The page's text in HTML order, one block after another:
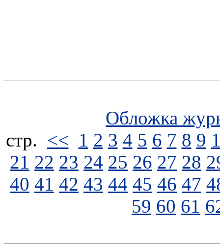
Обложка
стp. << 1 2 3 4 5 6 7 8 9
21 22 23 24 25 26 27 28
40 41 42 43 44 45 46 47
59 60 61